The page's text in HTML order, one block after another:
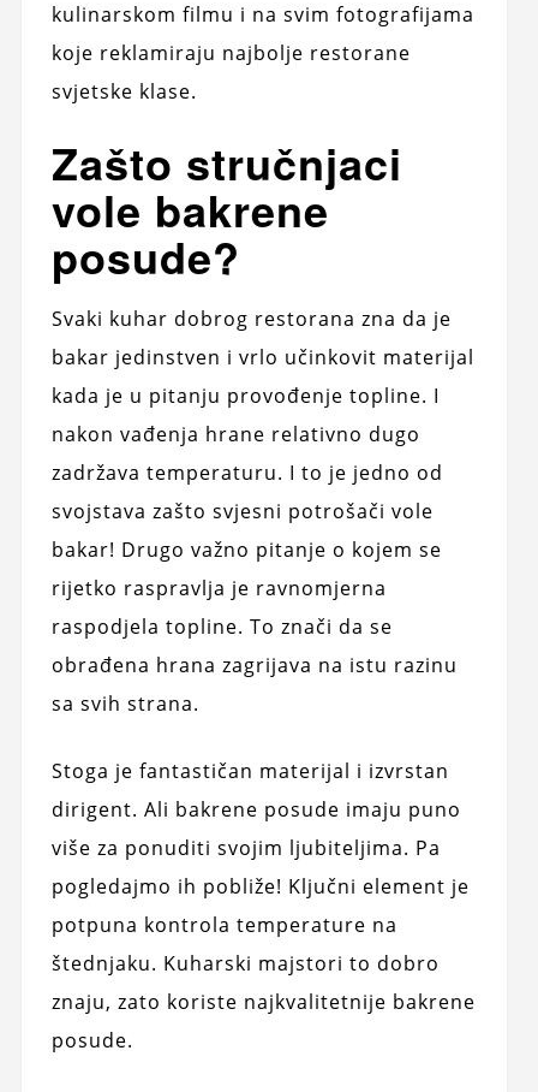
kulinarskom filmu i na svim fotografijama
koje reklamiraju najbolje restorane
svjetske klase.
Zašto stručnjaci
vole bakrene
posude?
Svaki kuhar dobrog restorana zna da je
bakar jedinstven i vrlo učinkovit materijal
kada je u pitanju provođenje topline. I
nakon vađenja hrane relativno dugo
zadržava temperaturu. I to je jedno od
svojstava zašto svjesni potrošači vole
bakar! Drugo važno pitanje o kojem se
rijetko raspravlja je ravnomjerna
raspodjela topline. To znači da se
obrađena hrana zagrijava na istu razinu
sa svih strana.
Stoga je fantastičan materijal i izvrstan
dirigent. Ali bakrene posude imaju puno
više za ponuditi svojim ljubiteljima. Pa
pogledajmo ih pobliže! Ključni element je
potpuna kontrola temperature na
štednjaku. Kuharski majstori to dobro
znaju, zato koriste najkvalitetnije bakrene
posude.